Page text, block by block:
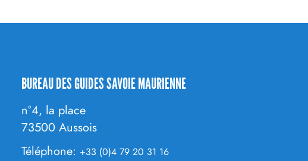
CONTACT
BUREAU DES GUIDES SAVOIE MAURIENNE
ADRESSE
n°4, la place
73500 Aussois
Téléphone: +33 (0)4 79 20 31 16